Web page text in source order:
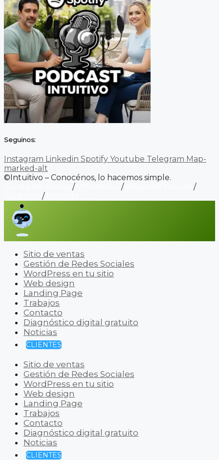
Seguinos:
Instagram Linkedin Spotify Youtube Telegram Map-
marked-alt
©Intuitivo – Conocénos, lo hacemos simple.
/ /
/
/
Sitio de ventas
Gestión de Redes Sociales
WordPress en tu sitio
Web design
Landing Page
Trabajos
Contacto
Diagnóstico digital gratuito
Noticias
CLIENTES
Sitio de ventas
Gestión de Redes Sociales
WordPress en tu sitio
Web design
Landing Page
Trabajos
Contacto
Diagnóstico digital gratuito
Noticias
CLIENTES